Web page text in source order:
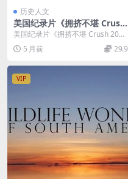
历史人文
美国纪录片《拥挤不堪 Crush
2023》全2集 英语中英双字 无
水印纯净版 1080P/MKV/5.41
G 韩国梨泰院踩踏事件
美国纪录片《拥挤不堪 Crush 202
3》：梨泰院噩梦的惨痛纪实 2023
年...5 月前 29.9
VIP